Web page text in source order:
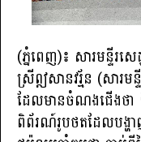
(ភ្នំពេញ)៖ សារមន្ទីរសេ
ស្រីឦសានវរ្ម័ន (សារ
ដែលមានចំណងជើងថា
ពិព័រណ៍រូបថតដែលបង្